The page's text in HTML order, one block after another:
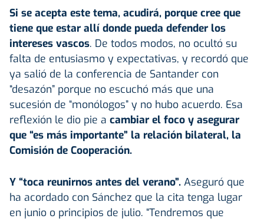
Si se acepta este tema, acudirá, porque cree que
tiene que estar allí donde pueda defender los
intereses vascos. De todos modos, no ocultó su
falta de entusiasmo y expectativas, y recordó que
ya salió de la conferencia de Santander con
“desazón” porque no escuchó más que una
sucesión de “monólogos” y no hubo acuerdo. Esa
reflexión le dio pie a cambiar el foco y asegurar
que “es más importante” la relación bilateral, la
Comisión de Cooperación.
Y “toca reunirnos antes del verano”. Aseguró que
ha acordado con Sánchez que la cita tenga lugar
en junio o principios de julio. “Tendremos que